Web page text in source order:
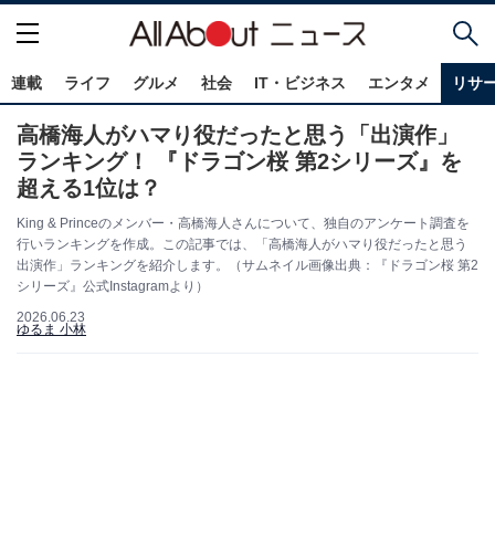
連載 ライフ グルメ 社会 IT・ビジネス エンタメ リサ
高橋海人がハマり役だったと思う「出演作」
ランキング！ 『ドラゴン桜 第2シリーズ』を
超える1位は？
King & Princeのメンバー・高橋海人さんについて、独自のアンケート調査を
行いランキングを作成。この記事では、「高橋海人がハマり役だったと思う
出演作」ランキングを紹介します。（サムネイル画像出典：『ドラゴン桜 第2
シリーズ』公式Instagramより）
2026.06.23
ゆるま 小林